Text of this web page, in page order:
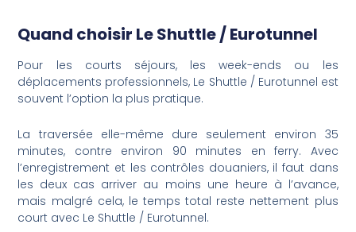
Quand choisir Le Shuttle / Eurotunnel
Pour les courts séjours, les week-ends ou les
déplacements professionnels, Le Shuttle / Eurotunnel est
souvent l’option la plus pratique.
La traversée elle-même dure seulement environ 35
minutes, contre environ 90 minutes en ferry. Avec
l’enregistrement et les contrôles douaniers, il faut dans
les deux cas arriver au moins une heure à l’avance,
mais malgré cela, le temps total reste nettement plus
court avec Le Shuttle / Eurotunnel.